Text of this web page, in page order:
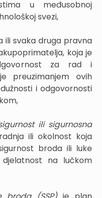
u međusobnoj
svezi,
ili svaka druga pravna
koja je
za rad i
preuzimanjem ovih
i odgovornosti
ili sigurnosna
ili okolnost koja
broda ili luke
djelatnost na lučkom